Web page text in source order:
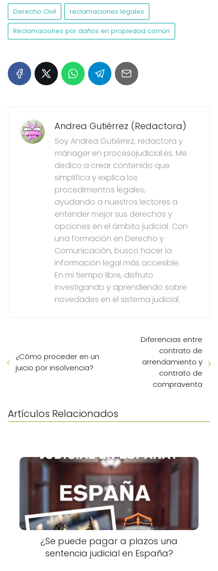
Derecho Civil reclamaciones legales
Reclamaciones por daños en propiedad común
Andrea Gutiérrez (Redactora)
Soy Andrea Gutiérrez, redactora y
mánager en procesojudicial.es. Me
dedico a crear contenido que
simplifica y explica los
procedimientos legales,
ayudando a nuestros lectores a
entender mejor sus derechos y
opciones en el ámbito judicial. Con
una formación en Derecho y
Comunicación, busco hacer la
información legal más accesible.
En mi tiempo libre, disfruto
investigando y aprendiendo sobre
novedades en el sistema judicial.
¿Cómo proceder en un
juicio por insolvencia?
Diferencias entre
contrato de
arrendamiento y
contrato de
compraventa
Artículos Relacionados
¿Se puede pagar a plazos una
sentencia judicial en España?